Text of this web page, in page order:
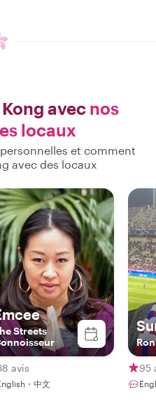
avec nos
locaux
et comment
avec des locaux
Streets
avis
・中文
95